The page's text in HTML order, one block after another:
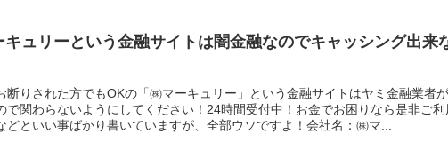
キュリーという金融サイトは闇金融なのでキャッシング出来
断りされた方でもOKの「㈱マーキュリー」という金融サイトはヤミ金融業者
で関わらないようにしてください！24時間受付中！お金でお困りなら是非ご
どといい事ばかり書いていますが、全部ウソですよ！会社名：㈱マ...